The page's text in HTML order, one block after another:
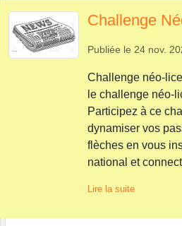
Challenge
Publiée le 24 nov.
Challenge néo-
le challenge néo-
Participez à ce
dynamiser vos
flèches en vous
national et
Lire la suite